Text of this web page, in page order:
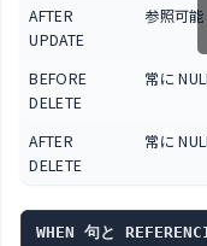
AFTER
UPDATE
参照可能
BEFORE
DELETE
常に
AFTER
DELETE
常に
WHEN 句と